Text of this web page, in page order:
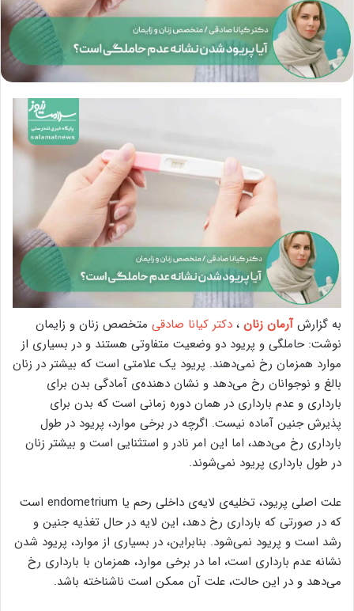
به گزارشآرمان زنان ، دکتر کیانا صادقی متخصص زنان و زایمان
نوشت: حاملگی و پریود دو وضعیت متفاوتی هستند و در بسیاری از
موارد همزمان رخ نمی‌دهند. پریود یک علامتی است که بیشتر در زنان
بالغ و نوجوانان رخ می‌دهد و نشان دهنده‌ی آمادگی بدن برای
بارداری و عدم بارداری در همان دوره زمانی است که بدن برای
پذیرش جنین آماده نیست. اگرچه در برخی موارد، پریود در طول
بارداری رخ می‌دهد، اما این امر نادر و استثنایی است و بیشتر زنان
در طول بارداری پریود نمی‌شوند.
علت اصلی پریود، تخلیه‌ی لایه‌ی داخلی رحم یا endometrium است
که در صورتی که بارداری رخ دهد، این لایه در حال تغذیه جنین و
رشد است و پریود نمی‌شود. بنابراین، در بسیاری از موارد، پریود شدن
نشانه عدم بارداری است، اما در برخی موارد، همزمان با بارداری رخ
می‌دهد و در این حالت، علت آن ممکن است ناشناخته باشد.